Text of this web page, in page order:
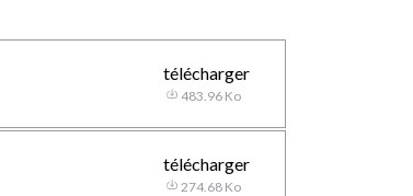
télécharger
483.96 Ko
télécharger
274.68 Ko